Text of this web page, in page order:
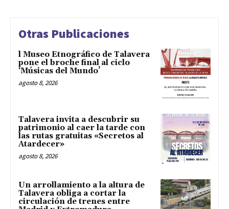
Otras Publicaciones
l Museo Etnográfico de Talavera
pone el broche final al ciclo
‘Músicas del Mundo’
agosto 8, 2026
Talavera invita a descubrir su
patrimonio al caer la tarde con
las rutas gratuitas «Secretos al
Atardecer»
agosto 8, 2026
Un arrollamiento a la altura de
Talavera obliga a cortar la
circulación de trenes entre